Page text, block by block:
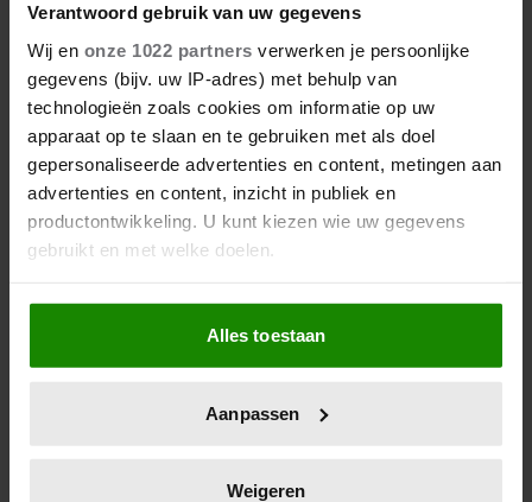
Verantwoord gebruik van uw gegevens
Wij en onze 1022 partners verwerken je persoonlijke
gegevens (bijv. uw IP-adres) met behulp van
technologieën zoals cookies om informatie op uw
apparaat op te slaan en te gebruiken met als doel
gepersonaliseerde advertenties en content, metingen aan
advertenties en content, inzicht in publiek en
productontwikkeling. U kunt kiezen wie uw gegevens
gebruikt en met welke doelen.
Als u het toestaat, willen we ook graag:
Informatie verzamelen over uw geografische locatie,
die tot een paar meter nauwkeurig kan zijn
op specifieke eigenschappen (fingerprinting)
verwerkt en stel uw voorkeuren in het
Alles toestaan
Aanpassen
Weigeren
De nieuwe Mijn Geheim ligt nu in de winkel
Abonneren
Digitaal lezen
Los kopen